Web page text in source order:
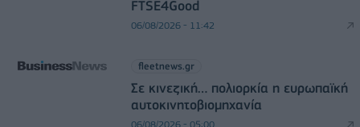
FTSE4Good
06/08/2026 - 11:42
fleetnews.gr
Σε κινεζική… πολιορκία η ευρωπαϊκή
αυτοκινητοβιομηχανία
06/08/2026 - 05:00